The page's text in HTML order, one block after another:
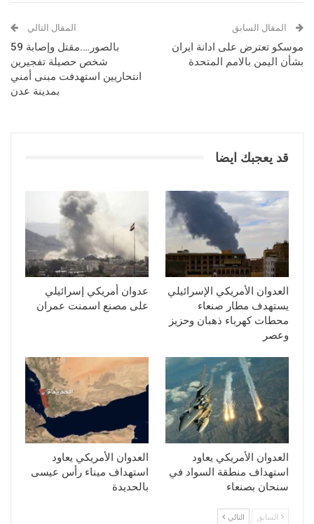
المقال السابق
موسكو تعترض على ادانة ايران
بشأن اليمن بالامم المتحدة
المقال التالي
بالصور….مقتل وإصابة 59
شخص حصيلة تفجيرين
انتحاريين استهدفت مبنى أمني
بمدينة عدن
قد يعجبك ايضا
العدوان الأمريكي الإسرائيلي
يستهدف مطار صنعاء
محطات كهرباء ذهبان وحزيز
وعصر
عدوان أمريكي إسرائيلي
على مصنع اسمنت عمران
العدوان الأمريكي يعاود
استهداف منطقة السواد في
سنحان بصنعاء
العدوان الأمريكي يعاود
استهداف ميناء رأس عيسى
بالحديدة
السابق التالي